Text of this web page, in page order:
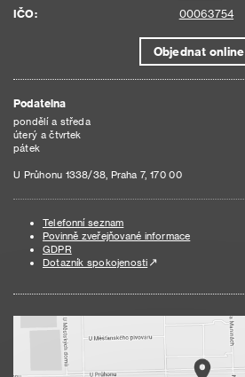
IČO:
00063754
Objednat online
Podatelna
pondělí a středa
úterý a čtvrtek
pátek
U Průhonu 1338/38, Praha 7, 170 00
Telefonní seznam
Povinně zveřejňované informace
GDPR
Dotazník spokojenosti